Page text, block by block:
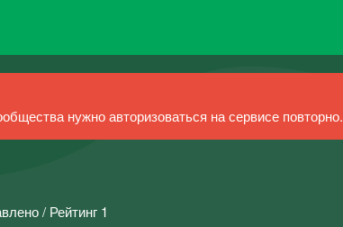
нужно авторизоваться на сервисе повторно.
/ Рейтинг 1